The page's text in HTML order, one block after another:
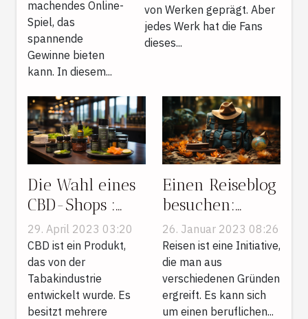
ziehen ?
machendes Online-
Spiel, das
spannende
Gewinne bieten
kann. In diesem...
von Werken geprägt. Aber
jedes Werk hat die Fans
dieses...
Die Wahl eines
CBD-Shops :
Was muss man
beachten, um
eine optimale
Wahl zu treffen
?
29. April 2023 03:20
CBD ist ein Produkt,
das von der
Tabakindustrie
entwickelt wurde. Es
besitzt mehrere
Einen Reiseblog
besuchen:
Welche Vorteile
hat das ?
26. Januar 2023 08:26
Reisen ist eine Initiative,
die man aus
verschiedenen Gründen
ergreift. Es kann sich
um einen beruflichen...